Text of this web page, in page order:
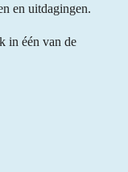
en uitdagingen.
in één van de